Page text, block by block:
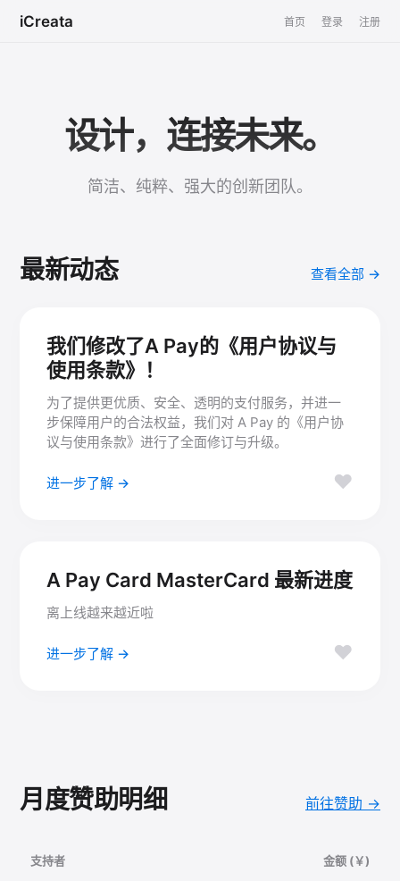
iCreata 首页 登录 注册
设计，连接未来。
简洁、纯粹、强大的创新团队。
最新动态 查看全部 →
我们修改了A Pay的《用户协议与
使用条款》！
为了提供更优质、安全、透明的支付服务，并进一
步保障用户的合法权益，我们对 A Pay 的《用户协
议与使用条款》进行了全面修订与升级。
进一步了解 → ♥
A Pay Card MasterCard 最新进度
离上线越来越近啦
进一步了解 → ♥
月度赞助明细 前往赞助 →
支持者 金额 (￥)